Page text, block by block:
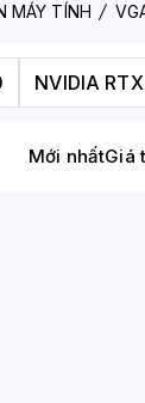
MÁY TÍNH
NVIDIA
Mới nhấtGiá